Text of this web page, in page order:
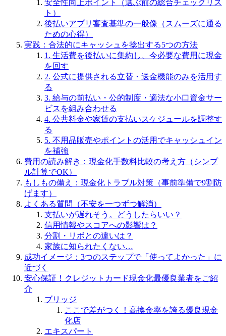
安全性向上ポイント（選ぶ前の総合チェックリス
ト）
後払いアプリ審査基準の一般像（スムーズに通る
ための心得）
実践：合法的にキャッシュを捻出する5つの方法
1. 生活費を後払いに集約し、今必要な費用に現金
を回す
2. 公式に提供される立替・送金機能のみを活用す
る
3. 給与の前払い・公的制度・適法な小口資金サー
ビスを組み合わせる
4. 公共料金や家賃の支払いスケジュールを調整す
る
5. 不用品販売やポイントの活用でキャッシュイン
を補強
費用の読み解き：現金化手数料比較の考え方（シンプ
ル計算でOK）
もしもの備え：現金化トラブル対策（事前準備で9割防
げます）
よくある質問（不安を一つずつ解消）
支払いが遅れそう。どうしたらいい？
信用情報やスコアへの影響は？
分割・リボとの違いは？
家族に知られたくない…
成功イメージ：3つのステップで「使ってよかった」に
近づく
安心保証！クレジットカード現金化最優良業者をご紹
介
ブリッジ
ここで差がつく！高換金率を誇る優良現金
化店
エキスパート